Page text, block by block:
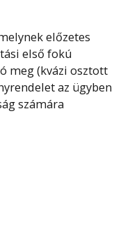
előzetes
első fokú
meg (kvázi osztott
az ügyben
számára